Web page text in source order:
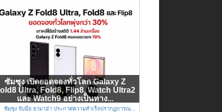
ซัมซุง เปิดยอดจองทั่วโลก Galaxy Z
Ultra, Fold8, Flip8, Watch Ultra2
และ Watch9 อย่างเป็นทาง...
ซัมซุง จับมือ ยามาฮ่า ประกาศความสำเร็จปรากฏการณ...